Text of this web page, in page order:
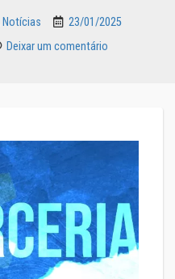
Notícias
23/01/2025
Deixar um comentário